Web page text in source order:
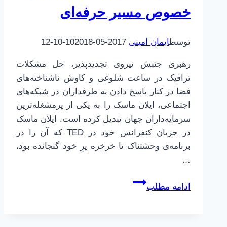
خصوص مسیر حرفه‌ای
توسطایمان امینی 2017-05-10
2018-10-12
رهبری جنبش نیروی تجدیدپذیر، حل مشکلات
ترافیک در ساعت شلوغی و کاوش ناشناخته‌های
فضا در کنار پاسخ دادن به طرفداران در شبکه‌های
اجتماعی، ایلان ماسک را به یکی از پرمشغله‌ترین
سرمایه‌داران جهان تبدیل کرده است. ایلان ماسک
در جریان کنفرانس خود در TED که آن را در
برنامه‌ی وحشتناک تا خرخره پرِ خود گنجانده بود،
…
ادامه مطلب
یک